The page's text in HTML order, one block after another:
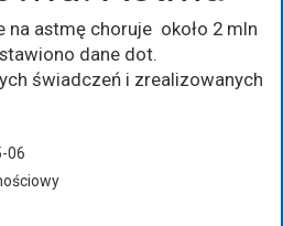
na astmę choruje około 2 mln
dane dot.
świadczeń i zrealizowanych
06